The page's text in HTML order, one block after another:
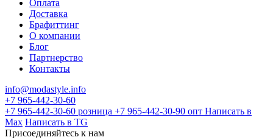
Оплата
Доставка
Брафиттинг
О компании
Блог
Партнерство
Контакты
info@modastyle.info
+7 965-442-30-60
+7 965-442-30-60 розница +7 965-442-30-90 опт Написать в
Max Написать в TG
Присоединяйтесь к нам